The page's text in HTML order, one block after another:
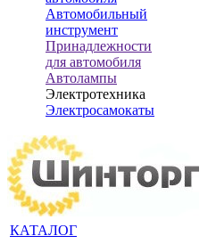
Автомобильный
инструмент
Принадлежности
для автомобиля
Автолампы
Электротехника
Электросамокаты
КАТАЛОГ